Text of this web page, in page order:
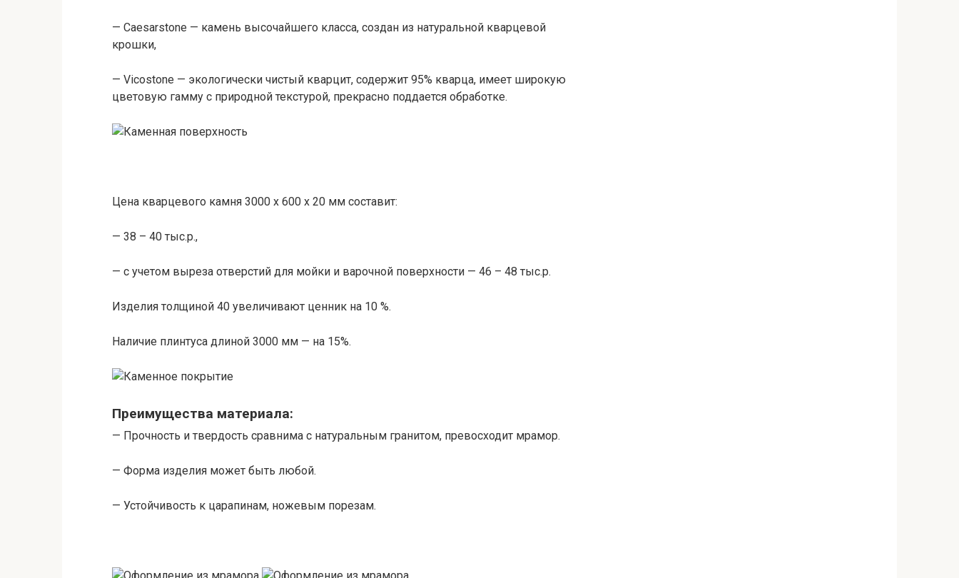
— Caesarstone — камень высочайшего класса, создан из натуральной кварцевой
крошки,
— Vicostone — экологически чистый кварцит, содержит 95% кварца, имеет широкую
цветовую гамму с природной текстурой, прекрасно поддается обработке.
Цена кварцевого камня 3000 х 600 х 20 мм составит:
— 38 – 40 тыс.р.,
— с учетом выреза отверстий для мойки и варочной поверхности — 46 – 48 тыс.р.
Изделия толщиной 40 увеличивают ценник на 10 %.
Наличие плинтуса длиной 3000 мм — на 15%.
Преимущества материала:
— Прочность и твердость сравнима с натуральным гранитом, превосходит мрамор.
— Форма изделия может быть любой.
— Устойчивость к царапинам, ножевым порезам.